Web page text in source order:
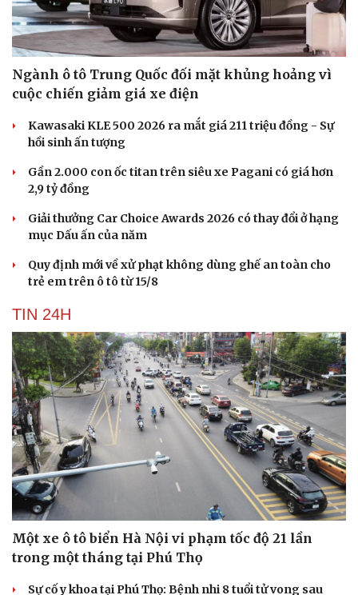
Ngành ô tô Trung Quốc đối mặt khủng hoảng vì
cuộc chiến giảm giá xe điện
Kawasaki KLE 500 2026 ra mắt giá 211 triệu đồng - Sự
hồi sinh ấn tượng
Gần 2.000 con ốc titan trên siêu xe Pagani có giá hơn
2,9 tỷ đồng
Giải thưởng Car Choice Awards 2026 có thay đổi ở hạng
mục Dấu ấn của năm
Quy định mới về xử phạt không dùng ghế an toàn cho
trẻ em trên ô tô từ 15/8
TIN 24H
Một xe ô tô biển Hà Nội vi phạm tốc độ 21 lần
trong một tháng tại Phú Thọ
Sự cố y khoa tại Phú Thọ: Bệnh nhi 8 tuổi tử vong sau